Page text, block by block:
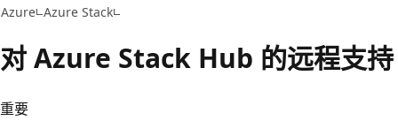
Azure Azure Stack
对 Azure Stack Hub 的远程支持
重要